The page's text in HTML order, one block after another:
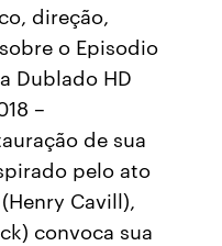
direção,
o Episodio
Dublado HD
–
de sua
pelo ato
Cavill),
convoca sua